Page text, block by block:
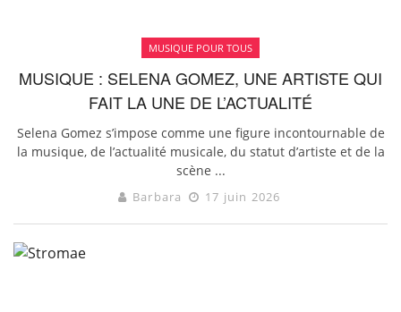
MUSIQUE POUR TOUS
MUSIQUE : SELENA GOMEZ, UNE ARTISTE QUI
FAIT LA UNE DE L’ACTUALITÉ
Selena Gomez s’impose comme une figure incontournable de
la musique, de l’actualité musicale, du statut d’artiste et de la
scène ...
Barbara 17 juin 2026